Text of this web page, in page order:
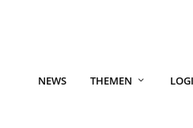
NEWS THEMEN